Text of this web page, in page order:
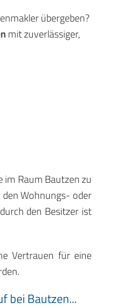
übergeben?
mit zuverlässiger,
Raum Bautzen zu
Wohnungs- oder
den Besitzer ist
Vertrauen für eine
bei Bautzen...